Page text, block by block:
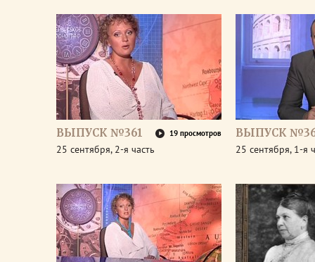
ВЫПУСК №361 19 просмотров
25 сентября, 2-я часть
ВЫПУСК
25 сентября, 1-я